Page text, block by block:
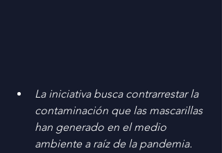
La iniciativa busca contrarrestar la
contaminación que las mascarillas
han generado en el medio
ambiente a raíz de la pandemia.